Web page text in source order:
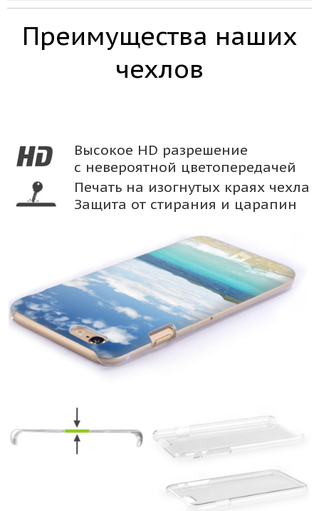
Преимущества наших
чехлов
Высокое HD разрешение
с невероятной цветопередачей
Печать на изогнутых краях чехла
Защита от стирания и царапин